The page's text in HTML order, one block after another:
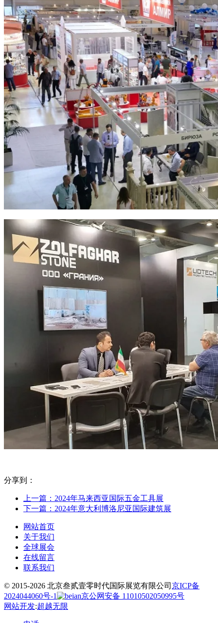
分享到：
上一篇：2024年马来西亚国际五金工具展
下一篇：2024年意大利博洛尼亚国际建筑展
网站首页
关于我们
全球展会
在线留言
联系我们
© 2015-2026 北京叁贰壹零时代国际展览有限公司 京ICP备
2024044060号-1
京公网安备 11010502050995号
网站开发:超越无限